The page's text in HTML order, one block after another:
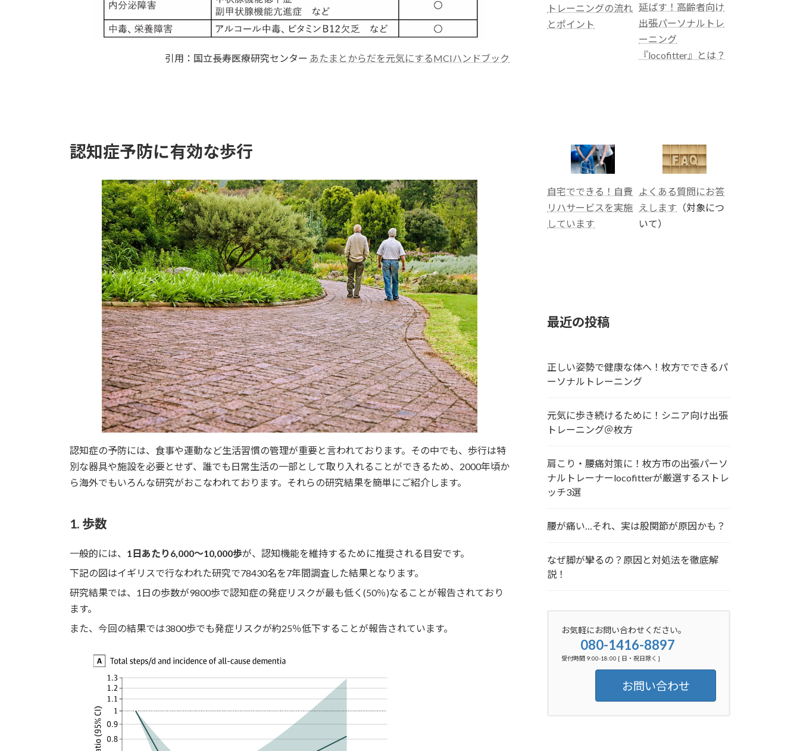
引用：国立長寿医療研究センター あたまとからだを元気にするMCIハンドブック
認知症予防に有効な歩行
認知症の予防には、食事や運動など生活習慣の管理が重要と言われております。その中でも、歩行は特
別な器具や施設を必要とせず、誰でも日常生活の一部として取り入れることができるため、2000年頃か
ら海外でもいろんな研究がおこなわれております。それらの研究結果を簡単にご紹介します。
1. 歩数
一般的には、 1日あたり6,000～10,000歩が、認知機能を維持するために推奨される目安です。
下記の図はイギリスで行なわれた研究で78430名を7年間調査した結果となります。
研究結果では、1日の歩数が9800歩で認知症の発症リスクが最も低く(50％)なることが報告されており
ます。
また、今回の結果では3800歩でも発症リスクが約25％低下することが報告されています。
トレーニングの流れ
とポイント
延ばす！高齢者向け
出張パーソナルトレ
ーニング
『locofitter』とは？
自宅でできる！自費
リハサービスを実施
しています
よくある質問にお答
えします （対象につ
いて）
最近の投稿
正しい姿勢で健康な体へ！枚方でできるパ
ーソナルトレーニング
元気に歩き続けるために！シニア向け出張
トレーニング＠枚方
肩こり・腰痛対策に！枚方市の出張パーソ
ナルトレーナーlocofitterが厳選するストレ
ッチ3選
腰が痛い…それ、実は股関節が原因かも？
なぜ脚が攣るの？原因と対処法を徹底解
説！
お気軽にお問い合わせください。
080-1416-8897
受付時間 9:00-18:00 [ 日・祝日除く ]
お問い合わせ